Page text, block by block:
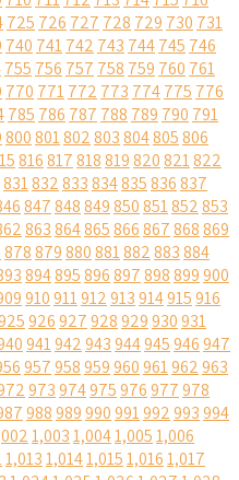
725 726 727 728 729 730 731
740 741742 743 744745 746
755 756 757 758 759 760 761
770 771772 773 774775 776
785 786 787 788 789 790 791
800801802803804805806
816817818819820821822
831832833834835836837
847848849850851852853
863864865866867868869
878879880881882883884
894895896897898899900
910911912913914915916
926927928929930931
941942943944945946947
957958959960961962963
973974975976977978
988989990991992993994
1,0031,0041,0051,006
1,0131,0141,0151,0161,017